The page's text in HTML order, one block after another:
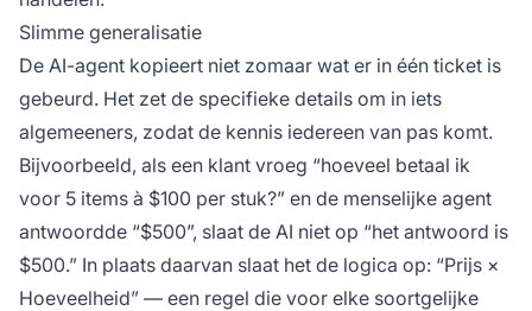
Slimme generalisatie
De AI-agent kopieert niet zomaar wat er in één ticket is
gebeurd. Het zet de specifieke details om in iets
algemeeners, zodat de kennis iedereen van pas komt.
Bijvoorbeeld, als een klant vroeg “hoeveel betaal ik
voor 5 items à $100 per stuk?” en de menselijke agent
antwoordde “$500”, slaat de AI niet op “het antwoord is
$500.” In plaats daarvan slaat het de logica op: “Prijs ×
Hoeveelheid” — een regel die voor elke soortgelijke